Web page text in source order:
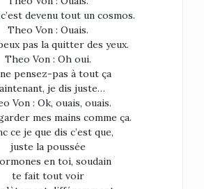
devenu tout un cosmos.
Theo Von : Ouais.
pas la quitter des yeux.
Theo Von : Oh oui.
pensez-pas à tout ça
je dis juste…
Von : Ok, ouais, ouais.
mes mains comme ça.
ce je que dis c’est que,
juste la poussée
en toi, soudain
te fait tout voir